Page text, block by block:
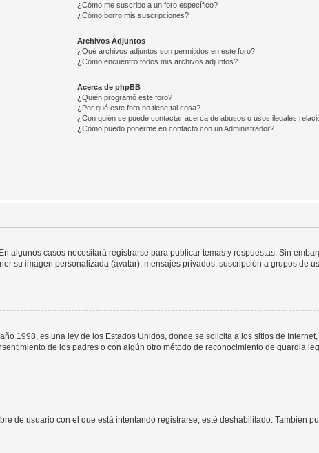
¿Cómo me suscribo a un foro específico?
¿Cómo borro mis suscripciones?
Archivos Adjuntos
¿Qué archivos adjuntos son permitidos en este foro?
¿Cómo encuentro todos mis archivos adjuntos?
Acerca de phpBB
¿Quién programó este foro?
¿Por qué este foro no tiene tal cosa?
¿Con quién se puede contactar acerca de abusos o usos ilegales
¿Cómo puedo ponerme en contacto con un Administrador?
algunos casos necesitará registrarse para publicar temas y respuestas. Sin
su imagen personalizada (avatar), mensajes privados, suscripción a grupos de
1998, es una ley de los Estados Unidos, donde se solicita a los sitios de
de los padres o con algún otro método de reconocimiento de guardia
de usuario con el que está intentando registrarse, esté deshabilitado. También